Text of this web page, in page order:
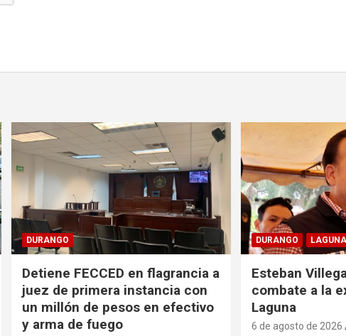
DURANGO
Detiene FECCED en flagrancia a
juez de primera instancia con
un millón de pesos en efectivo
y arma de fuego
DURANGO LAGUNA
Esteban
combate a la
Laguna
6 de agosto de 2026